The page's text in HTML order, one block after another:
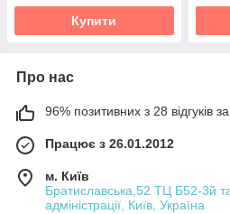
Купити
Про нас
96% позитивних з 28 відгуків за
Працює з 26.01.2012
м. Київ
Братиславська,52 ТЦ Б52-3й
адміністрації, Київ, Україна